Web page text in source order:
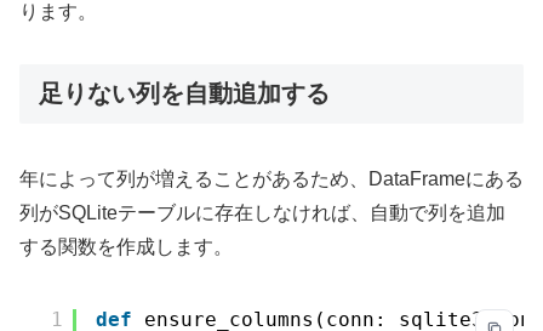
ります。
足りない列を自動追加する
年によって列が増えることがあるため、DataFrameにある
列がSQLiteテーブルに存在しなければ、自動で列を追加
する関数を作成します。
1
def
ensure_columns(conn: